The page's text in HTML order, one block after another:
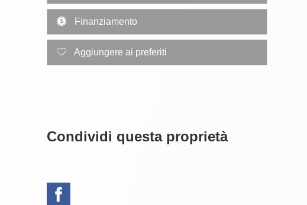
Finanziamento
Aggiungere ai preferiti
Condividi questa proprietà